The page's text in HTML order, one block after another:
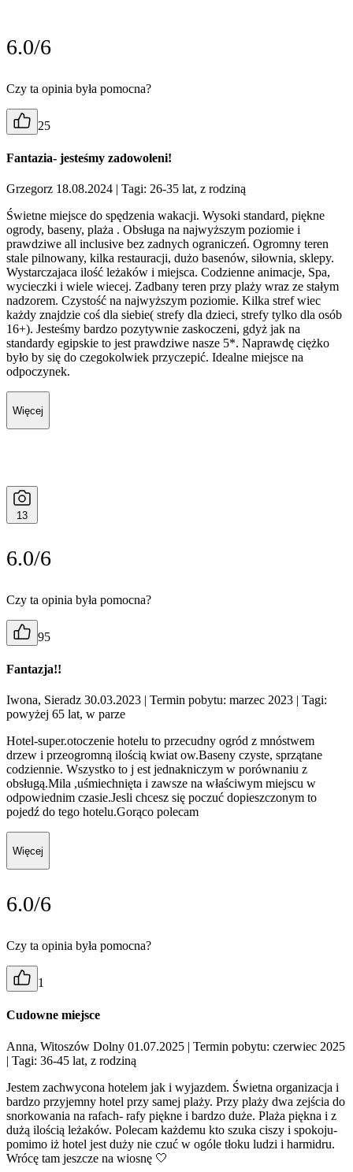
6.0/6
Czy ta opinia była pomocna?
25
Fantazia- jesteśmy zadowoleni!
Grzegorz 18.08.2024 | Tagi: 26-35 lat, z rodziną
Świetne miejsce do spędzenia wakacji. Wysoki standard, piękne
ogrody, baseny, plaża . Obsługa na najwyższym poziomie i
prawdziwe all inclusive bez zadnych ograniczeń. Ogromny teren
stale pilnowany, kilka restauracji, dużo basenów, siłownia, sklepy.
Wystarczajaca ilość leżaków i miejsca. Codzienne animacje, Spa,
wycieczki i wiele wiecej. Zadbany teren przy plaży wraz ze stałym
nadzorem. Czystość na najwyższym poziomie. Kilka stref wiec
każdy znajdzie coś dla siebie( strefy dla dzieci, strefy tylko dla osób
16+). Jesteśmy bardzo pozytywnie zaskoczeni, gdyż jak na
standardy egipskie to jest prawdziwe nasze 5*. Naprawdę ciężko
było by się do czegokolwiek przyczepić. Idealne miejsce na
odpoczynek.
Więcej
13
6.0/6
Czy ta opinia była pomocna?
95
Fantazja!!
Iwona, Sieradz 30.03.2023 | Termin pobytu: marzec 2023 | Tagi:
powyżej 65 lat, w parze
Hotel-super.otoczenie hotelu to przecudny ogród z mnóstwem
drzew i przeogromną ilością kwiat ow.Baseny czyste, sprzątane
codziennie. Wszystko to j est jednakniczym w porównaniu z
obsługą.Mila ,uśmiechnięta i zawsze na właściwym miejscu w
odpowiednim czasie.Jesli chcesz się poczuć dopieszczonym to
pojedź do tego hotelu.Gorąco polecam
Więcej
6.0/6
Czy ta opinia była pomocna?
1
Cudowne miejsce
Anna, Witoszów Dolny 01.07.2025 | Termin pobytu: czerwiec 2025
| Tagi: 36-45 lat, z rodziną
Jestem zachwycona hotelem jak i wyjazdem. Świetna organizacja i
bardzo przyjemny hotel przy samej plaży. Przy plaży dwa zejścia do
snorkowania na rafach- rafy piękne i bardzo duże. Plaża piękna i z
dużą ilością leżaków. Polecam każdemu kto szuka ciszy i spokoju-
pomimo iż hotel jest duży nie czuć w ogóle tłoku ludzi i harmidru.
Wrócę tam jeszcze na wiosnę 🤍